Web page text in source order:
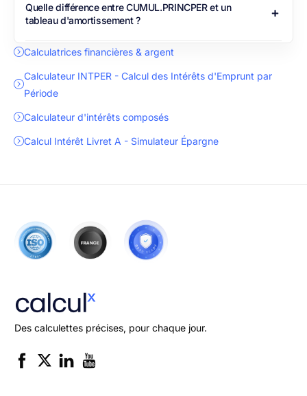
Quelle différence entre CUMUL.PRINCPER et un
tableau d'amortissement ?
Calculatrices financières & argent
Calculateur INTPER - Calcul des Intérêts d'Emprunt par
Période
Calculateur d'intérêts composés
Calcul Intérêt Livret A - Simulateur Épargne
Des calculettes précises, pour chaque jour.